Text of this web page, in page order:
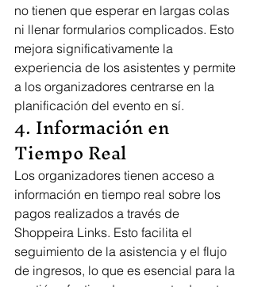
no tienen que esperar en largas colas
ni llenar formularios complicados. Esto
mejora significativamente la
experiencia de los asistentes y permite
a los organizadores centrarse en la
planificación del evento en sí.
4. Información en
Tiempo Real
Los organizadores tienen acceso a
información en tiempo real sobre los
pagos realizados a través de
Shoppeira Links. Esto facilita el
seguimiento de la asistencia y el flujo
de ingresos, lo que es esencial para la